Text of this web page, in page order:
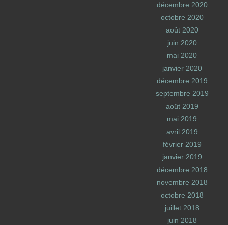
décembre 2020
octobre 2020
août 2020
juin 2020
mai 2020
janvier 2020
décembre 2019
septembre 2019
août 2019
mai 2019
avril 2019
février 2019
janvier 2019
décembre 2018
novembre 2018
octobre 2018
juillet 2018
juin 2018